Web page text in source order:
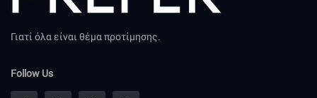
Γιατί όλα είναι θέμα προτίμησης.
Follow Us